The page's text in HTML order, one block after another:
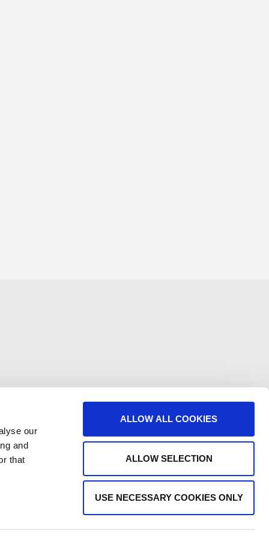
our
and
that
ALLOW ALL COOKIES
ALLOW SELECTION
USE NECESSARY COOKIES ONLY
Area, PO Box 25, Post Code 61 100, Kilkis, Greece, with